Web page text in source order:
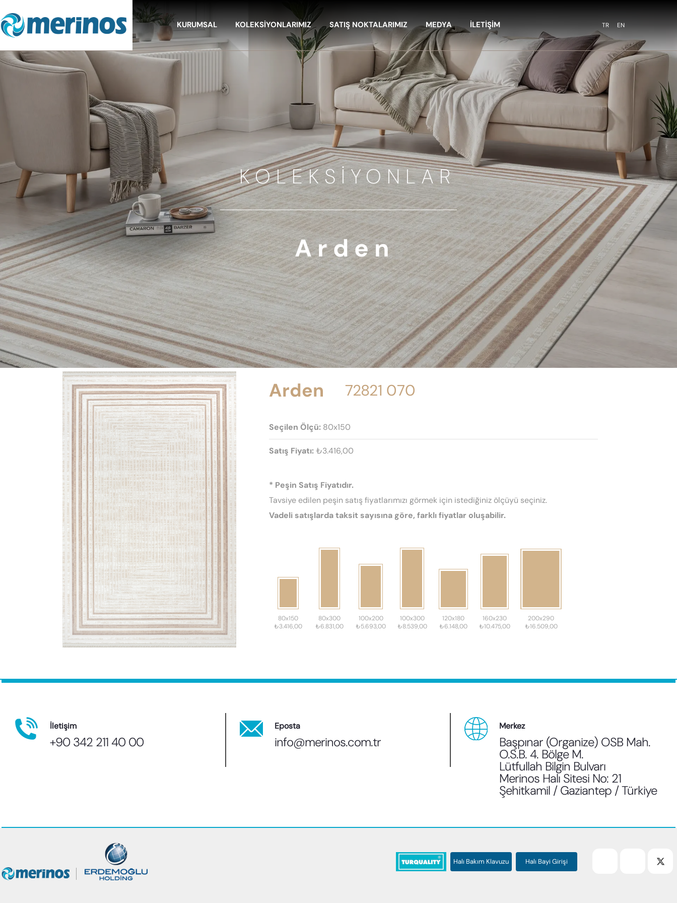
KURUMSAL KOLEKSİYONLARIMIZ SATIŞ NOKTALARIMIZ MEDYA İLETİŞİM TR EN
KOLEKSİYONLAR
Arden
Arden 72821 070
Seçilen Ölçü: 80x150
Satış Fiyatı:₺3.416,00
* Peşin Satış Fiyatıdır.
Tavsiye edilen peşin satış fiyatlarımızı görmek için istediğiniz ölçüyü seçiniz.
Vadeli satışlarda taksit sayısına göre, farklı fiyatlar oluşabilir.
80x150
₺3.416,00
80x300
₺6.831,00
100x200
₺5.693,00
100x300
₺8.539,00
120x180
₺6.148,00
160x230
₺10.475,00
200x290
₺16.509,00
İletişim
+90 342 211 40 00
Eposta
info@merinos.com.tr
Merkez
Başpınar (Organize) OSB Mah.
O.S.B. 4. Bölge M.
Lütfullah Bilgin Bulvarı
Merinos Halı Sitesi No: 21
Şehitkamil / Gaziantep / Türkiye
Halı Bakım Klavuzu Halı Bayi Girişi